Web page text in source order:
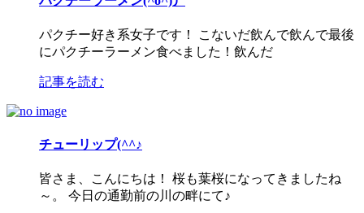
パクチー好き系女子です！ こないだ飲んで飲んで最後
にパクチーラーメン食べました！飲んだ
記事を読む
チューリップ(^^♪
皆さま、こんにちは！ 桜も葉桜になってきましたね
～。 今日の通勤前の川の畔にて♪